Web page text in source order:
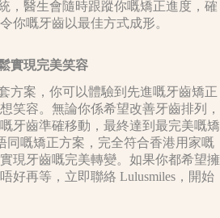
，醫生會隨時跟蹤你嘅矯正進度，確
你嘅牙齒以最佳方式成形。
實現完美笑容
方案，你可以體驗到先進嘅牙齒矯正
笑容。無論你係希望改善牙齒排列，
牙齒準確移動，最終達到最完美嘅矯
同嘅矯正方案，完全符合香港用家嘅
現牙齒嘅完美轉變。如果你都希望擁
好再等，立即聯絡 Lulusmiles，開始